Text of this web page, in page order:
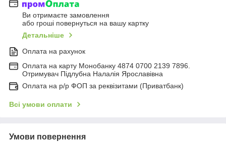
Ви отримаєте замовлення
або гроші повернуться на вашу картку
Детальніше
Оплата на рахунок
Оплата на карту Монобанку 4874 0700 2139 7896.
Отримувач Підлубна Налалія Ярославівна
Оплата на р/р ФОП за реквізитами (Приватбанк)
Всі умови оплати
Умови повернення